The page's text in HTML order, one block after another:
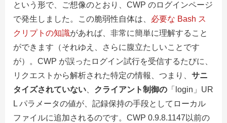
という形で、ご想像のとおり、CWP のログインページ
で発生しました。この脆弱性自体は、 必要な Bash ス
クリプトの知識があれば、非常に簡単に理解すること
ができます（それゆえ、さらに腹立たしいことです
が）。CWP が誤ったログイン試行を受信するたびに、
リクエストから解析された特定の情報、つまり、 サニ
タイズされていない
クライアント制御の 「login」UR
L パラメータの値が、記録保持の手段としてローカル
ファイルに追加されるのです。CWP 0.9.8.1147以前の